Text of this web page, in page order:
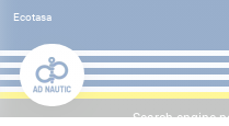
Ecotasa
Search engine